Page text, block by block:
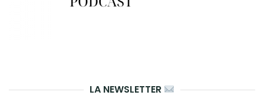
LA NEWSLETTER